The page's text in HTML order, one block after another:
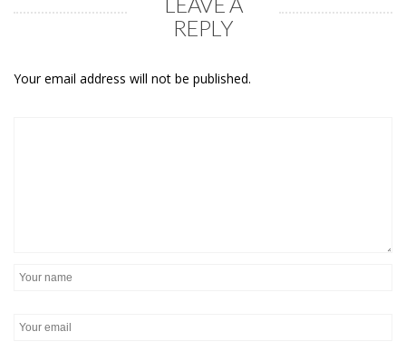
REPLY
Your email address will not be published.